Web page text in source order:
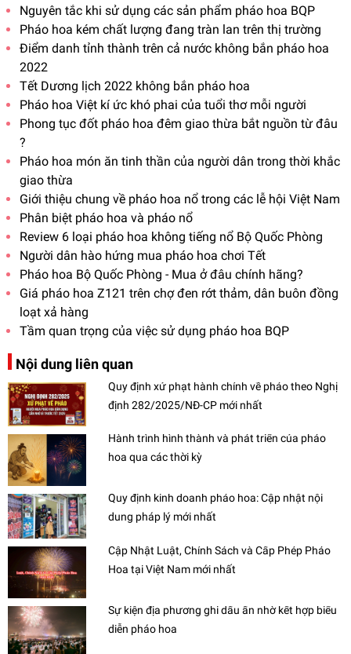
Nguyên tắc khi sử dụng các sản phẩm pháo hoa BQP
Pháo hoa kém chất lượng đang tràn lan trên thị trường
Điểm danh tỉnh thành trên cả nước không bắn pháo hoa
2022
Tết Dương lịch 2022 không bắn pháo hoa
Pháo hoa Việt kí ức khó phai của tuổi thơ mỗi người
Phong tục đốt pháo hoa đêm giao thừa bắt nguồn từ đâu
?
Pháo hoa món ăn tinh thần của người dân trong thời khắc
giao thừa
Giới thiệu chung về pháo hoa nổ trong các lễ hội Việt Nam
Phân biệt pháo hoa và pháo nổ
Review 6 loại pháo hoa không tiếng nổ Bộ Quốc Phòng
Người dân hào hứng mua pháo hoa chơi Tết
Pháo hoa Bộ Quốc Phòng - Mua ở đâu chính hãng?
​​​​​​​Giá pháo hoa Z121 trên chợ đen rớt thảm, dân buôn đồng
loạt xả hàng
Tầm quan trọng của việc sử dụng pháo hoa BQP
Nội dung liên quan
Quy định xử phạt hành chính về pháo theo Nghị
định 282/2025/NĐ-CP mới nhất
Hành trình hình thành và phát triển của pháo
hoa qua các thời kỳ
Quy định kinh doanh pháo hoa: Cập nhật nội
dung pháp lý mới nhất
Cập Nhật Luật, Chính Sách và Cấp Phép Pháo
Hoa tại Việt Nam mới nhất
Sự kiện địa phương ghi dấu ấn nhờ kết hợp biểu
diễn pháo hoa